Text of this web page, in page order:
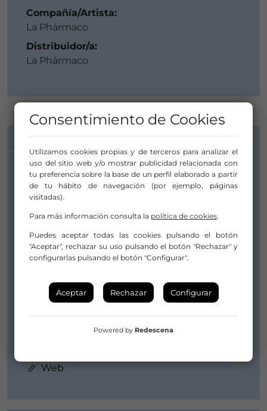
Compañía/Artista:
La Phármaco
Distribuidor/a:
La Phármaco
INFORMACIÓN DE CONTACTO
Compañía/Artista:
La Phármaco
coordinacion.lapharmaco@gmail.com
lapharmaco@gmail.com
658936146 / 684334584
La Phármaco
coordinacion.lapharmaco@gmail.com
lapharmaco@gmail.com
Web
Consentimiento de Cookies
Utilizamos cookies propias y de terceros para analizar el
uso del sitio web y/o mostrar publicidad relacionada con
tu preferencia sobre la base de un perfil elaborado a partir
de tu hábito de navegación (por ejemplo, páginas
visitadas).
Para más información consulta la política de cookies.
Puedes aceptar todas las cookies pulsando el botón
"Aceptar", rechazar su uso pulsando el botón "Rechazar" y
configurarlas pulsando el botón "Configurar".
Aceptar Rechazar Configurar
Powered by Redescena